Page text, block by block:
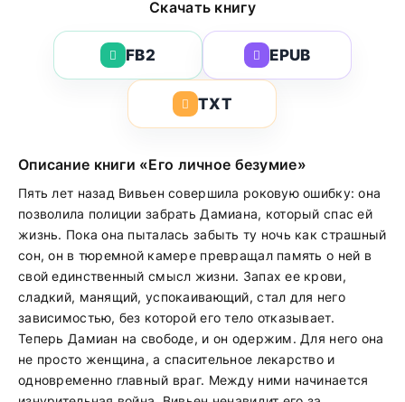
Скачать книгу
FB2 EPUB
TXT
Описание книги «Его личное безумие»
Пять лет назад Вивьен совершила роковую ошибку: она
позволила полиции забрать Дамиана, который спас ей
жизнь. Пока она пыталась забыть ту ночь как страшный
сон, он в тюремной камере превращал память о ней в
свой единственный смысл жизни. Запах ее крови,
сладкий, манящий, успокаивающий, стал для него
зависимостью, без которой его тело отказывает.
Теперь Дамиан на свободе, и он одержим. Для него она
не просто женщина, а спасительное лекарство и
одновременно главный враг. Между ними начинается